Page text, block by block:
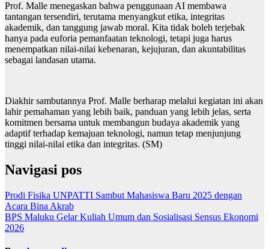
Prof. Malle menegaskan bahwa penggunaan AI membawa
tantangan tersendiri, terutama menyangkut etika, integritas
akademik, dan tanggung jawab moral. Kita tidak boleh terjebak
hanya pada euforia pemanfaatan teknologi, tetapi juga harus
menempatkan nilai-nilai kebenaran, kejujuran, dan akuntabilitas
sebagai landasan utama.
Diakhir sambutannya Prof. Malle berharap melalui kegiatan ini akan
lahir pemahaman yang lebih baik, panduan yang lebih jelas, serta
komitmen bersama untuk membangun budaya akademik yang
adaptif terhadap kemajuan teknologi, namun tetap menjunjung
tinggi nilai-nilai etika dan integritas. (SM)
Navigasi pos
Prodi Fisika UNPATTI Sambut Mahasiswa Baru 2025 dengan
Acara Bina Akrab
BPS Maluku Gelar Kuliah Umum dan Sosialisasi Sensus Ekonomi
2026